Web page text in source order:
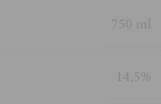
750 ml
14,5%